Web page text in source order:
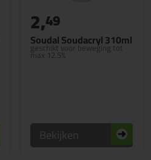
Soudal Soudacryl 310ml
geschikt voor beweging tot
max 12,5%
2,49
Bekijken